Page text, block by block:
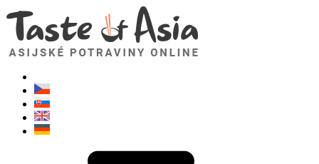
TasteOfAsia.cz
Neváhejte se zeptat. Jsem tady pro vás!